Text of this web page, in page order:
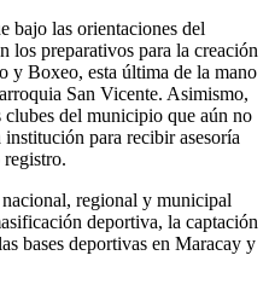
bajo las orientaciones del
los preparativos para la creación
y Boxeo, esta última de la mano
San Vicente. Asimismo,
del municipio que aún no
institución para recibir asesoría
regional y municipal
deportiva, la captación
bases deportivas en Maracay y